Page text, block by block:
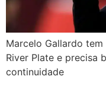
Marcelo Gallardo
River Plate e precisa
continuidade